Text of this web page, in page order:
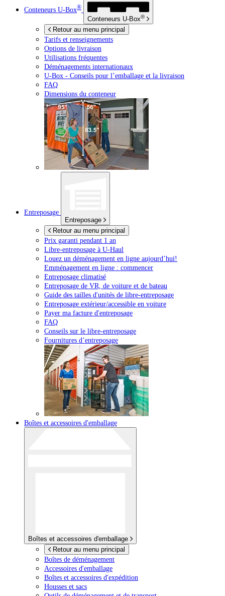
Conteneurs U-Box®
Conteneurs U-Box®
Retour au menu principal
Tarifs et renseignements
Options de livraison
Utilisations fréquentes
Déménagements internationaux
U-Box - Conseils pour l’emballage et la livraison
FAQ
Dimensions du conteneur
Entreposage
Entreposage
Retour au menu principal
Prix garanti pendant 1 an
Libre-entreposage à U-Haul
Louez un déménagement en ligne aujourd’hui!
Emménagement en ligne : commencer
Entreposage climatisé
Entreposage de VR, de voiture et de bateau
Guide des tailles d'unités de libre-entreposage
Entreposage extérieur/accessible en voiture
Payer ma facture d'entreposage
FAQ
Conseils sur le libre-entreposage
Fournitures d’entreposage
Boîtes et accessoires d'emballage
Boîtes et accessoires d'emballage
Retour au menu principal
Boîtes de déménagement
Accessoires d'emballage
Boîtes et accessoires d'expédition
Housses et sacs